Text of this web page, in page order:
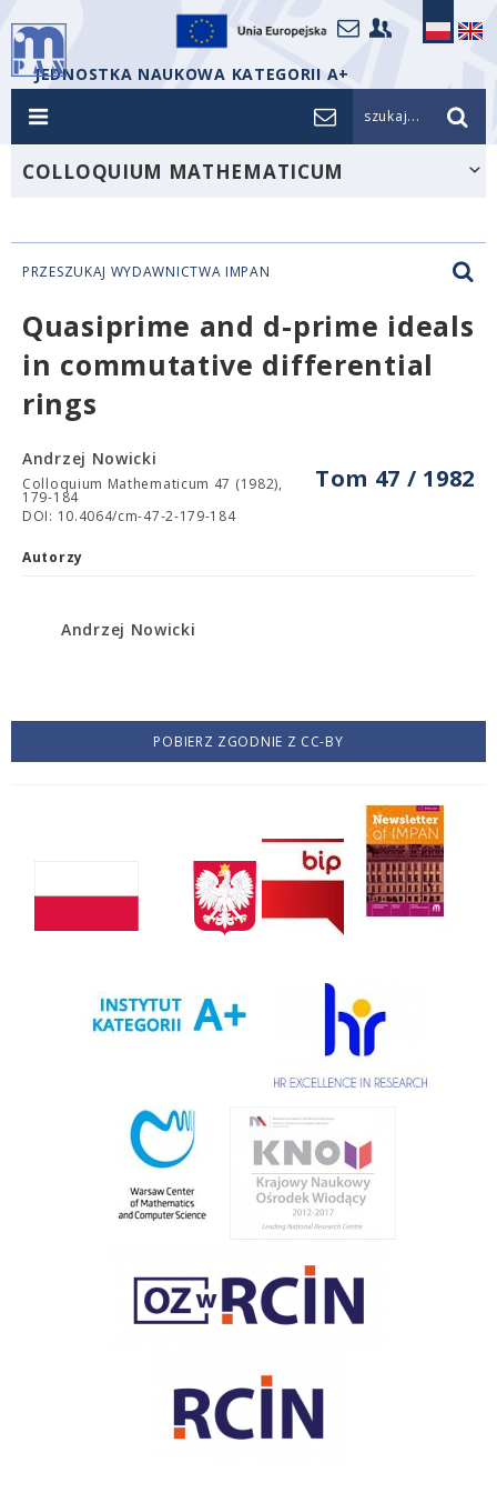
JEDNOSTKA NAUKOWA KATEGORII A+
szukaj...
COLLOQUIUM MATHEMATICUM
PRZESZUKAJ WYDAWNICTWA IMPAN
Quasiprime and d-prime ideals
in commutative differential
rings
Tom 47 / 1982
Andrzej Nowicki
Colloquium Mathematicum 47 (1982),
179-184
DOI: 10.4064/cm-47-2-179-184
Autorzy
Andrzej Nowicki
POBIERZ ZGODNIE Z CC-BY